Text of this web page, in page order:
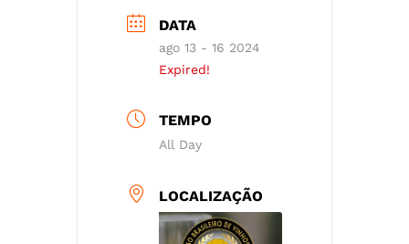
DATA
ago 13 - 16 2024
Expired!
TEMPO
All Day
LOCALIZAÇÃO